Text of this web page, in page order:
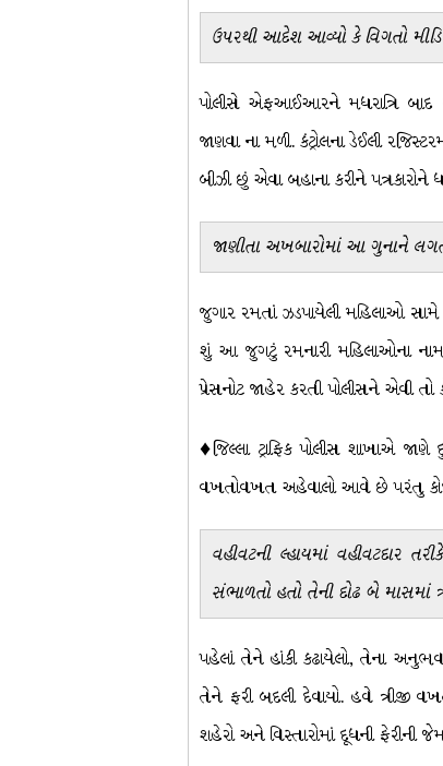
ઉપરથી આદેશ આવ્યો કે વિગતો
પોલીસે એફઆઈઆરને મધરાત્રિ બાદ
જાણવા ના મળી. કંટ્રોલના ડેઈલી
બીઝી છું એવા બહાના કરીને પત્રકારોને
જાણીતા અખબારોમાં આ ગુનાને
જુગાર રમતાં ઝડપાયેલી મહિલાઓ સામે
શું આ જુગટું રમનારી મહિલાઓના નામ
પ્રેસનોટ જાહેર કરતી પોલીસને એવી
♦જિલ્લા ટ્રાફિક પોલીસ શાખાએ
વખતોવખત અહેવાલો આવે છે પરંતુ
વહીવટની લ્હાયમાં વહીવટદાર
સંભાળતો હતો તેની દોઢ બે માસમાં
પહેલાં તેને હાંકી કઢાયેલો, તેના
તેને ફરી બદલી દેવાયો. હવે ત્રીજી
શહેરો અને વિસ્તારોમાં દૂધની ફેરીની